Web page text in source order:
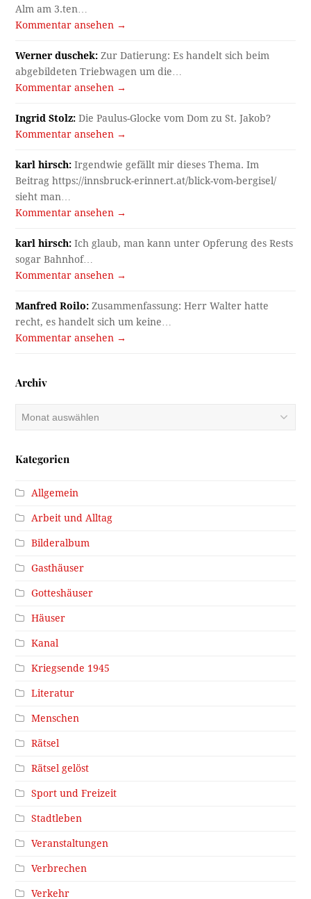
Alm am 3.ten…
Kommentar ansehen →
Werner duschek: Zur Datierung: Es handelt sich beim
abgebildeten Triebwagen um die…
Kommentar ansehen →
Ingrid Stolz: Die Paulus-Glocke vom Dom zu St. Jakob?
Kommentar ansehen →
karl hirsch: Irgendwie gefällt mir dieses Thema. Im
Beitrag https://innsbruck-erinnert.at/blick-vom-bergisel/
sieht man…
Kommentar ansehen →
karl hirsch: Ich glaub, man kann unter Opferung des Rests
sogar Bahnhof…
Kommentar ansehen →
Manfred Roilo: Zusammenfassung: Herr Walter hatte
recht, es handelt sich um keine…
Kommentar ansehen →
Archiv
Archiv
Kategorien
Allgemein
Arbeit und Alltag
Bilderalbum
Gasthäuser
Gotteshäuser
Häuser
Kanal
Kriegsende 1945
Literatur
Menschen
Rätsel
Rätsel gelöst
Sport und Freizeit
Stadtleben
Veranstaltungen
Verbrechen
Verkehr